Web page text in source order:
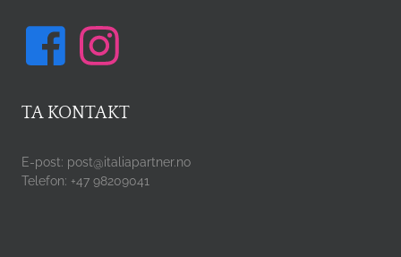
TA KONTAKT
E-post: post@italiapartner.no
Telefon: +47 98209041